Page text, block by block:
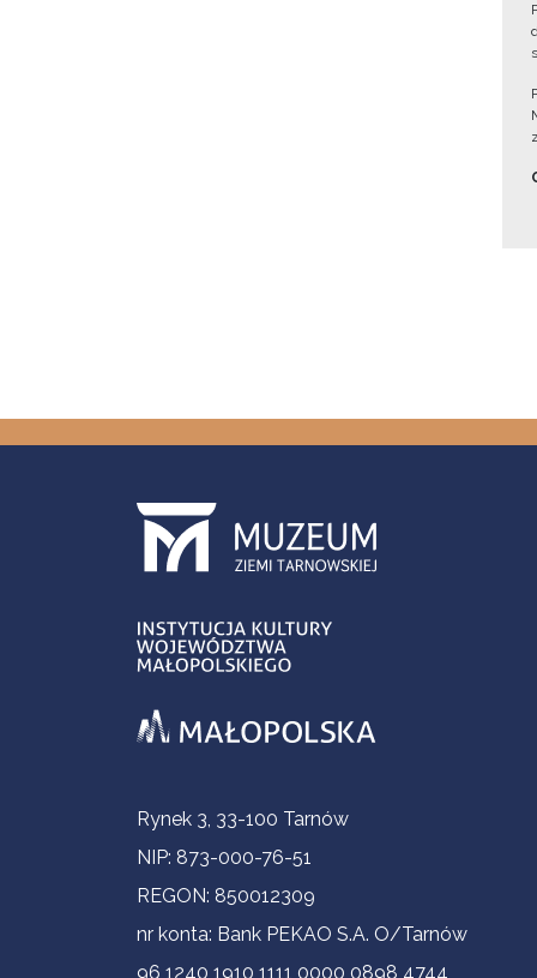
Informacje kontaktowe
Rynek 3, 33-100 Tarnów
NIP: 873-000-76-51
REGON: 850012309
nr konta: Bank PEKAO S.A. O/Tarnów
96 1240 1910 1111 0000 0898 4744